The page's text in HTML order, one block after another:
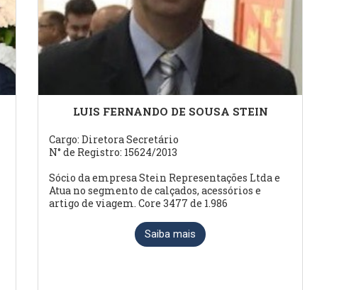
LUIS FERNANDO DE SOUSA STEIN
Cargo: Diretora Secretário
N° de Registro: 15624/2013
Sócio da empresa Stein Representações Ltda e
Atua no segmento de calçados, acessórios e
artigo de viagem. Core 3477 de 1.986
Saiba mais